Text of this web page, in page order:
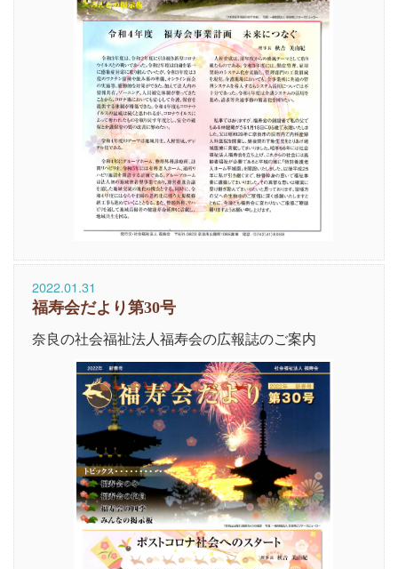
2022.01.31
福寿会だより第30号
奈良の社会福祉法人福寿会の広報誌のご案内